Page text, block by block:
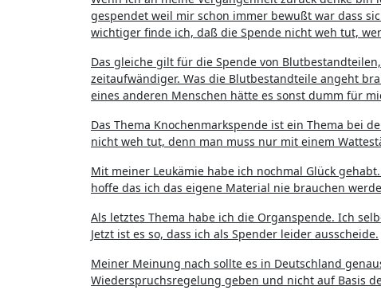
gespendet weil mir schon immer bewußt war dass
wichtiger finde ich, daß die Spende nicht weh tut,
Das gleiche gilt für die Spende von
zeitaufwändiger. Was die Blutbestandteile angeht
eines anderen Menschen hätte es sonst dumm für
Das Thema Knochenmarkspende ist ein Thema bei
nicht weh tut, denn man muss nur mit einem
Mit meiner Leukämie habe ich nochmal Glück
hoffe das ich das eigene Material nie brauchen
Als letztes Thema habe ich die Organspende. Ich
Jetzt ist es so, dass ich als Spender leider ausscheide.
Meiner Meinung nach sollte es in Deutschland
Wiederspruchsregelung geben und nicht auf Basis